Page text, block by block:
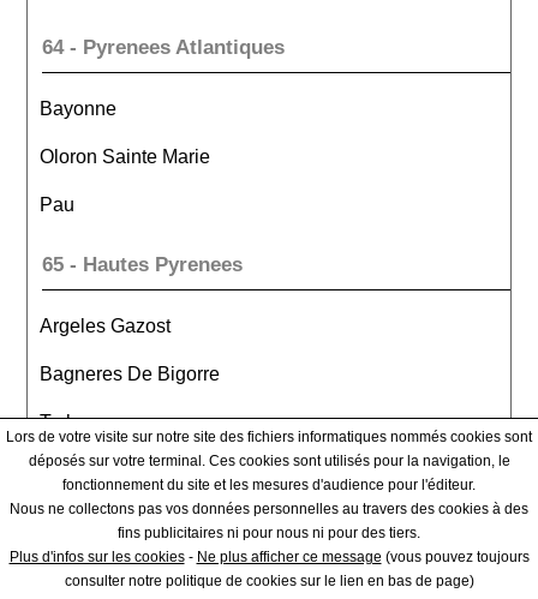
64 - Pyrenees Atlantiques
Bayonne
Oloron Sainte Marie
Pau
65 - Hautes Pyrenees
Argeles Gazost
Bagneres De Bigorre
Tarbes
66 - Pyrenees Orientales
Perpignan
Lors de votre visite sur notre site des fichiers informatiques nommés cookies sont
déposés sur votre terminal. Ces cookies sont utilisés pour la navigation, le
fonctionnement du site et les mesures d'audience pour l'éditeur.
Nous ne collectons pas vos données personnelles au travers des cookies à des
fins publicitaires ni pour nous ni pour des tiers.
Plus d'infos sur les cookies- Ne plus afficher ce message (vous pouvez toujours
consulter notre politique de cookies sur le lien en bas de page)